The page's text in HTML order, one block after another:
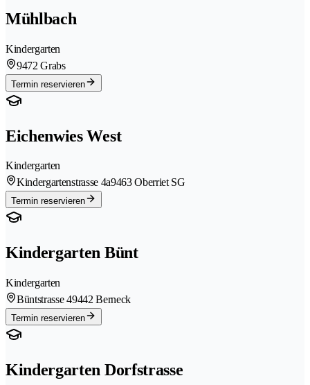
Mühlbach
Kindergarten
9472 Grabs
Termin reservieren
Eichenwies West
Kindergarten
Kindergartenstrasse 4a9463 Oberriet SG
Termin reservieren
Kindergarten Bünt
Kindergarten
Büntstrasse 49442 Berneck
Termin reservieren
Kindergarten Dorfstrasse